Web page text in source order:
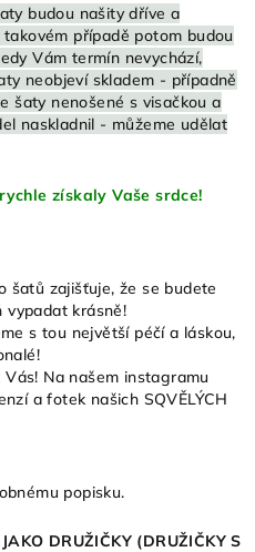
budou našity dříve a
případě potom budou
Vám termín nevychází,
neobjeví skladem - případně
šaty nenošené s visačkou a
naskladnil - můžeme udělat
získaly Vaše srdce!
šatů zajišťuje, že se budete
vypadat krásně!
s tou největší péčí a láskou,
Na našem instagramu
a fotek našich SQVĚLÝCH
popisku.
DRUŽIČKY (DRUŽIČKY S